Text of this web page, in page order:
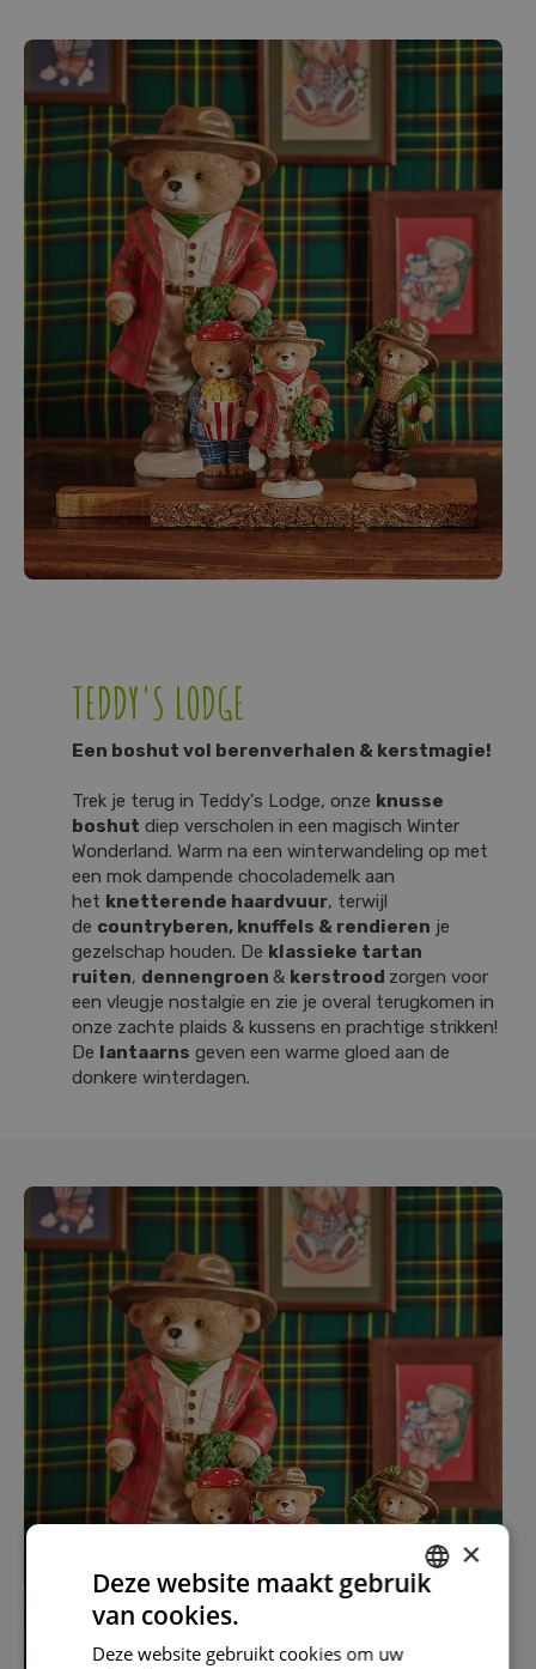
TEDDY'S LODGE
Een boshut vol berenverhalen & kerstmagie!
Trek je terug in Teddy's Lodge, onze knusse
boshut diep verscholen in een magisch Winter
Wonderland. Warm na een winterwandeling op met
een mok dampende chocolademelk aan
het knetterende haardvuur, terwijl
de countryberen, knuffels & rendieren je
gezelschap houden. De klassieke tartan
ruiten, dennengroen & kerstrood zorgen voor
een vleugje nostalgie en zie je overal terugkomen in
onze zachte plaids & kussens en prachtige strikken!
De
lantaarns geven een warme gloed aan de
donkere winterdagen.
×
Deze website maakt gebruik
van cookies.
Deze website gebruikt cookies om uw